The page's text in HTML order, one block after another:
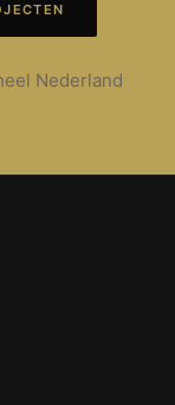
Nederland